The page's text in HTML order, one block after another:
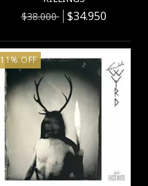
$38.000 $34.950
11%OFF